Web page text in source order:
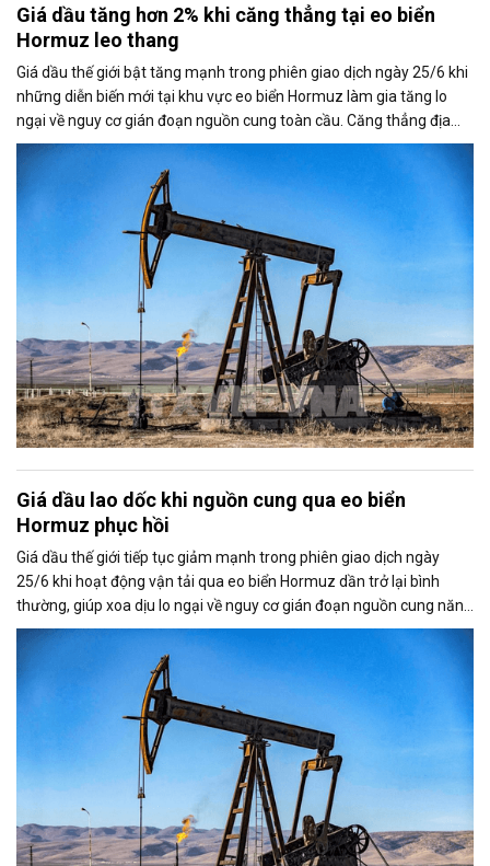
Giá dầu tăng hơn 2% khi căng thẳng tại eo biển
Hormuz leo thang
Giá dầu thế giới bật tăng mạnh trong phiên giao dịch ngày 25/6 khi
những diễn biến mới tại khu vực eo biển Hormuz làm gia tăng lo
ngại về nguy cơ gián đoạn nguồn cung toàn cầu. Căng thẳng địa
chính trị cũng khiến thị trường đặt dấu hỏi về khả năng duy trì thỏa
thuận ngừng bắn giữa Mỹ và Iran.
Giá dầu lao dốc khi nguồn cung qua eo biển
Hormuz phục hồi
Giá dầu thế giới tiếp tục giảm mạnh trong phiên giao dịch ngày
25/6 khi hoạt động vận tải qua eo biển Hormuz dần trở lại bình
thường, giúp xoa dịu lo ngại về nguy cơ gián đoạn nguồn cung năng
lượng toàn cầu.